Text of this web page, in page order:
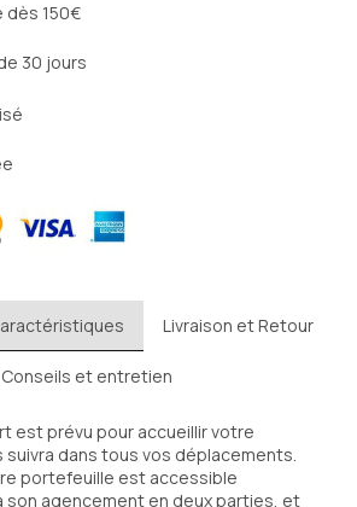
dès 150€
30 jours
Livraison et Retour
Conseils et entretien
est prévu pour accueillir votre
dans tous vos déplacements.
portefeuille est accessible
son agencement en deux parties, et